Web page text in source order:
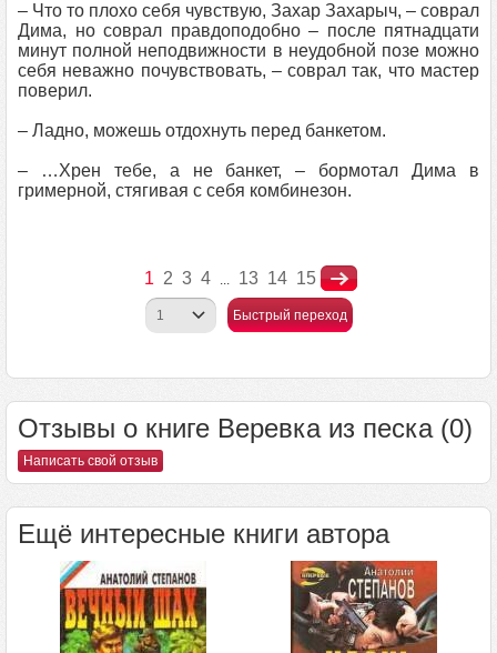
– Что то плохо себя чувствую, Захар Захарыч, – соврал
Дима, но соврал правдоподобно – после пятнадцати
минут полной неподвижности в неудобной позе можно
себя неважно почувствовать, – соврал так, что мастер
поверил.
– Ладно, можешь отдохнуть перед банкетом.
– …Хрен тебе, а не банкет, – бормотал Дима в
гримерной, стягивая с себя комбинезон.
1 2 3 4 ... 13 14 15
Быстрый переход
Отзывы о книге Веревка из песка (0)
Написать свой отзыв
Ещё интересные книги автора